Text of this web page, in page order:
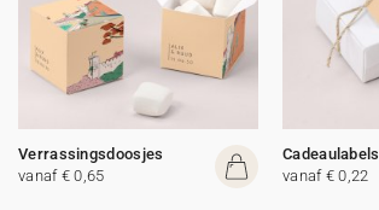
Verrassingsdoosjes
vanaf € 0,65
Cadeaulabels
vanaf € 0,22